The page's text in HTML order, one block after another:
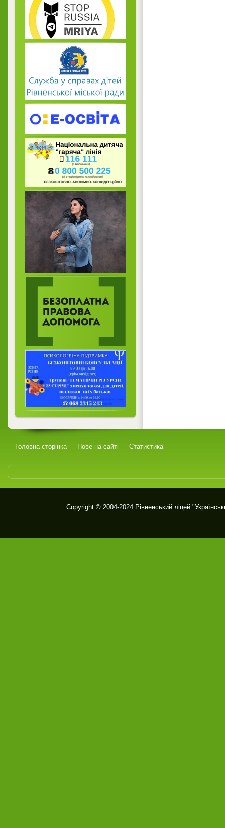
Головна сторінка Нове на сайті Статистика
Copyright © 2004-2024 Рівненський ліцей